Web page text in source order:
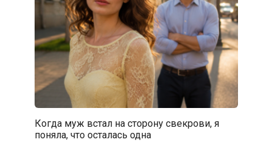
Когда муж встал на сторону свекрови, я
поняла, что осталась одна